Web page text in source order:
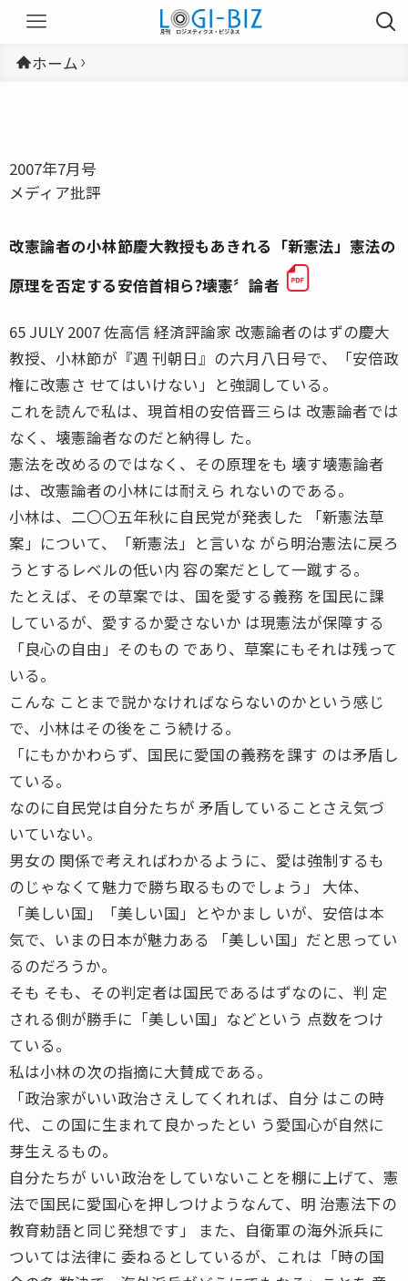
ホーム
2007年7月号
メディア批評
改憲論者の小林節慶大教授もあきれる「新憲法」憲法の
原理を否定する安倍首相ら?壊憲〞論者
65 JULY 2007 佐高信 経済評論家 改憲論者のはずの慶大
教授、小林節が『週 刊朝日』の六月八日号で、「安倍政
権に改憲さ せてはいけない」と強調している。
これを読んで私は、現首相の安倍晋三らは 改憲論者では
なく、壊憲論者なのだと納得し た。
憲法を改めるのではなく、その原理をも 壊す壊憲論者
は、改憲論者の小林には耐えら れないのである。
小林は、二〇〇五年秋に自民党が発表した 「新憲法草
案」について、「新憲法」と言いな がら明治憲法に戻ろ
うとするレベルの低い内 容の案だとして一蹴する。
たとえば、その草案では、国を愛する義務 を国民に課
しているが、愛するか愛さないか は現憲法が保障する
「良心の自由」そのもの であり、草案にもそれは残って
いる。
こんな ことまで説かなければならないのかという感じ
で、小林はその後をこう続ける。
「にもかかわらず、国民に愛国の義務を課す のは矛盾し
ている。
なのに自民党は自分たちが 矛盾していることさえ気づ
いていない。
男女の 関係で考えればわかるように、愛は強制するも
のじゃなくて魅力で勝ち取るものでしょう」 大体、
「美しい国」「美しい国」とやかまし いが、安倍は本
気で、いまの日本が魅力ある 「美しい国」だと思ってい
るのだろうか。
そも そも、その判定者は国民であるはずなのに、判 定
される側が勝手に「美しい国」などという 点数をつけ
ている。
私は小林の次の指摘に大賛成である。
「政治家がいい政治さえしてくれれば、自分 はこの時
代、この国に生まれて良かったとい う愛国心が自然に
芽生えるもの。
自分たちが いい政治をしていないことを棚に上げて、憲
法で国民に愛国心を押しつけようなんて、明 治憲法下の
教育勅語と同じ発想です」 また、自衛軍の海外派兵に
ついては法律に 委ねるとしているが、これは「時の国